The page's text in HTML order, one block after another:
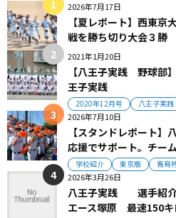
2026年7月17日
【夏レポート】西東
戦を勝ち切り大会３勝
2021年1月20日
【八王子実践 野球部
王子実践
2020年12月号 八王子実践
2026年7月10日
【スタンドレポート】
応援でサポート。チー
学校紹介 東京版 青鳥
2026年3月26日
八王子実践 選手紹介
エース塚原 最速150キ